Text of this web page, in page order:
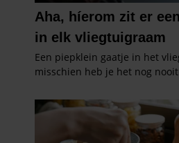
partners kunnen deze gegevens
informatie die u aan ze heeft
verzameld op basis van uw
gaat akkoord met onze cookies